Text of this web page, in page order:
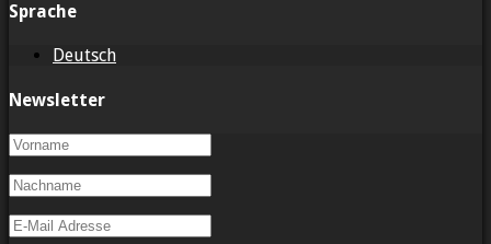
Sprache
Deutsch
Newsletter